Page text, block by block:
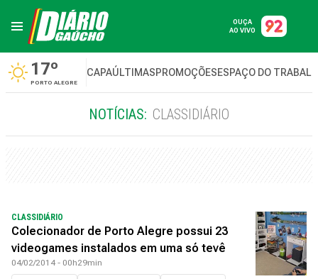
OUÇA
AO VIVO
17º
PORTO ALEGRE
CAPAÚLTIMASPROMOÇÕESESPAÇO DO
NOTÍCIAS: CLASSIDIÁRIO
CLASSIDIÁRIO
Colecionador de Porto Alegre possui 23
videogames instalados em uma só tevê
04/02/2014 - 00h29min